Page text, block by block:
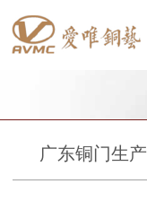
广东铜门生